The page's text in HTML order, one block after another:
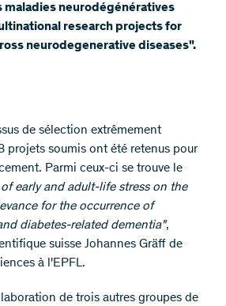
maladies neurodégénératives
research projects for
neurodegenerative diseases".
de sélection extrêmement
projets soumis ont été retenus pour
Parmi ceux-ci se trouve le
early and adult-life stress on the
for the occurrence of
diabetes-related dementia",
suisse Johannes Gräff de
à l'EPFL.
de trois autres groupes de